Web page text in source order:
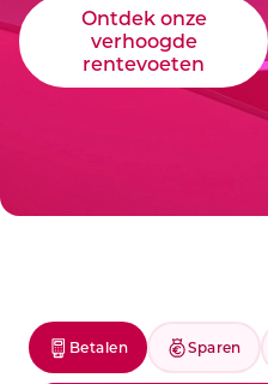
Ontdek onze
verhoogde
rentevoeten
Betalen Sparen